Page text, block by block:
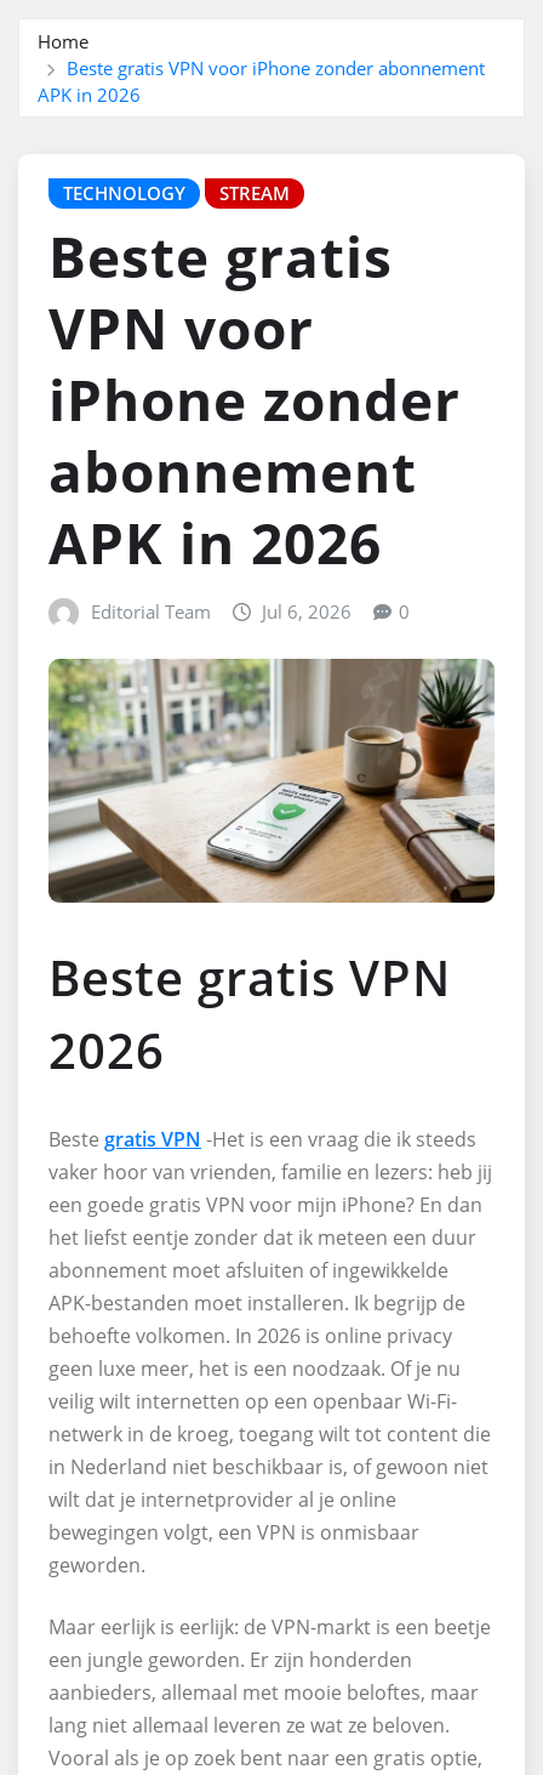
Home
Beste gratis VPN voor iPhone zonder abonnement
APK in 2026
TECHNOLOGY STREAM
Beste gratis
VPN voor
iPhone zonder
abonnement
APK in 2026
Editorial Team Jul 6, 2026 0
Beste gratis VPN
2026
Beste gratis VPN -Het is een vraag die ik steeds
vaker hoor van vrienden, familie en lezers: heb jij
een goede gratis VPN voor mijn iPhone? En dan
het liefst eentje zonder dat ik meteen een duur
abonnement moet afsluiten of ingewikkelde
APK-bestanden moet installeren. Ik begrijp de
behoefte volkomen. In 2026 is online privacy
geen luxe meer, het is een noodzaak. Of je nu
veilig wilt internetten op een openbaar Wi-Fi-
netwerk in de kroeg, toegang wilt tot content die
in Nederland niet beschikbaar is, of gewoon niet
wilt dat je internetprovider al je online
bewegingen volgt, een VPN is onmisbaar
geworden.
Maar eerlijk is eerlijk: de VPN-markt is een beetje
een jungle geworden. Er zijn honderden
aanbieders, allemaal met mooie beloftes, maar
lang niet allemaal leveren ze wat ze beloven.
Vooral als je op zoek bent naar een gratis optie,